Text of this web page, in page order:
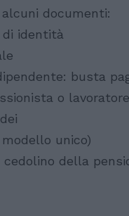
documenti:
identità
busta
o
unico)
della